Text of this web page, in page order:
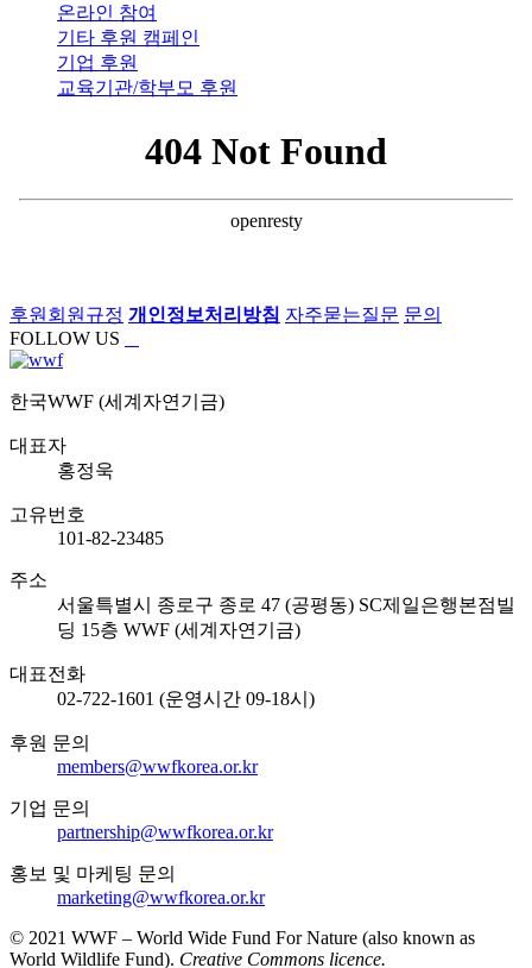
온라인 참여
기타 후원 캠페인
기업 후원
교육기관/학부모 후원
후원회원규정 개인정보처리방침 자주묻는질문 문의
FOLLOW US
한국WWF (세계자연기금)
대표자
홍정욱
고유번호
101-82-23485
주소
서울특별시 종로구 종로 47 (공평동) SC제일은행본점빌
딩 15층 WWF (세계자연기금)
대표전화
02-722-1601 (운영시간 09-18시)
후원 문의
members@wwfkorea.or.kr
기업 문의
partnership@wwfkorea.or.kr
홍보 및 마케팅 문의
marketing@wwfkorea.or.kr
© 2021 WWF – World Wide Fund For Nature (also known as
World Wildlife Fund). Creative Commons licence.